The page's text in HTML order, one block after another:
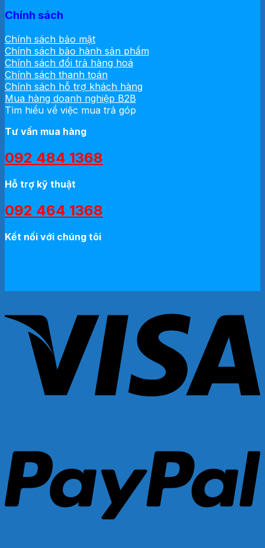
Chính sách
Chính sách bảo mật
Chính sách bảo hành sản phẩm
Chính sách đổi trả hàng hoá
Chính sách thanh toán
Chính sách hỗ trợ khách hàng
Mua hàng doanh nghiệp B2B
Tìm hiểu về việc mua trả góp
Tư vấn mua hàng
092 484 1368
Hỗ trợ kỹ thuật
092 464 1368
Kết nối với chúng tôi